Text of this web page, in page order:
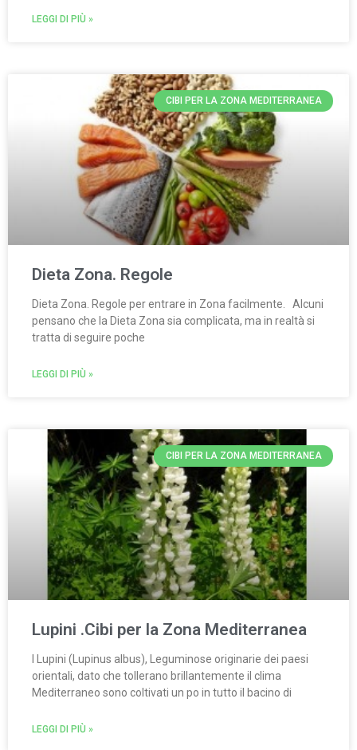
LEGGI DI PIÙ »
CIBI PER LA ZONA MEDITERRANEA
Dieta Zona. Regole
Dieta Zona. Regole per entrare in Zona facilmente. Alcuni
pensano che la Dieta Zona sia complicata, ma in realtà si
tratta di seguire poche
LEGGI DI PIÙ »
CIBI PER LA ZONA MEDITERRANEA
Lupini .Cibi per la Zona Mediterranea
I Lupini (Lupinus albus), Leguminose originarie dei paesi
orientali, dato che tollerano brillantemente il clima
Mediterraneo sono coltivati un po in tutto il bacino di
LEGGI DI PIÙ »